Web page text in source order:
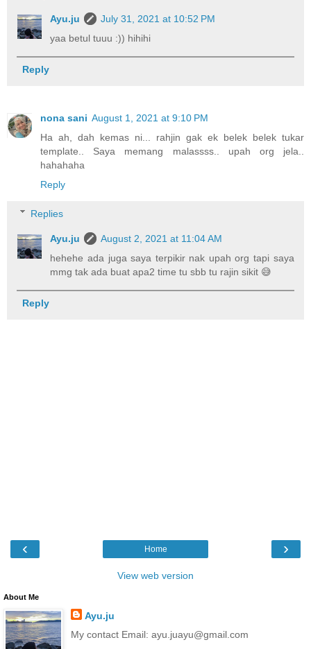
Ayu.ju
July 31, 2021 at 10:52 PM
yaa betul tuuu :)) hihihi
Reply
nona sani August 1, 2021 at 9:10 PM
Ha ah, dah kemas ni... rahjin gak ek belek belek tukar
template.. Saya memang malassss.. upah org jela..
hahahaha
Reply
Replies
Ayu.ju
August 2, 2021 at 11:04 AM
hehehe ada juga saya terpikir nak upah org tapi saya
mmg tak ada buat apa2 time tu sbb tu rajin sikit 😅
Reply
‹ ›
Home
View web version
About Me
Ayu.ju
My contact Email: ayu.juayu@gmail.com